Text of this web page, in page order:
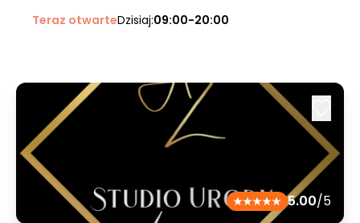
Teraz otwarteDzisiaj:09:00-20:00
5.00/5